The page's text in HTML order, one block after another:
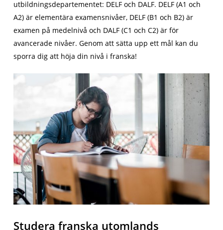
utbildningsdepartementet: DELF och DALF. DELF (A1 och
A2) är elementära examensnivåer, DELF (B1 och B2) är
examen på medelnivå och DALF (C1 och C2) är för
avancerade nivåer. Genom att sätta upp ett mål kan du
sporra dig att höja din nivå i franska!
Studera franska utomlands